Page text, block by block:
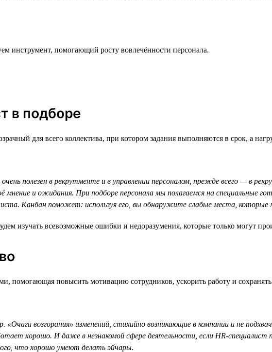
инструмент, помогающий росту вовлечённости персонала.
в подборе
для всего коллектива, при котором задания выполняются в срок, а
полезен в рекрутменте и в управлении персоналом, прежде всего — в
мнение и ожидания. При подборе персонала мы полагаемся на специальные
Канбан поможет: используя его, вы обнаружите слабые места,
изучать всевозможные ошибки и недоразумения, которые только могут
помогающая повысить мотивацию сотрудников, ускорить работу и
возгорания» изменений, стихийно возникающие в компании и не
хорошо. И даже в незнакомой сфере деятельности, если HR-
что хорошо умеют делать эйчары.